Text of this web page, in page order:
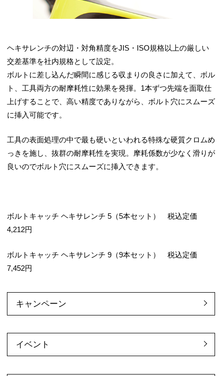
ヘキサレンチの対辺・対角精度をJIS・ISO規格以上の厳しい
交差基準を社内規格として設定。
ボルトに差し込んだ瞬間に感じる収まりの良さに加えて、ボル
ト、工具両方の耐摩耗性に効果を発揮。1本ずつ先端を面取仕
上げすることで、高い精度でありながら、ボルト穴にスムーズ
に挿入可能です。
工具の表面処理の中で最も硬いといわれる特殊な硬質クロムめ
っきを施し、抜群の耐摩耗性を実現。摩耗係数が少なく滑りが
良いのでボルト穴にスムーズに挿入できます。
ボルトキャッチ ヘキサレンチ 5（5本セット） 税込定価
4,212円
ボルトキャッチ ヘキサレンチ 9（9本セット） 税込定価
7,452円
キャンペーン
イベント